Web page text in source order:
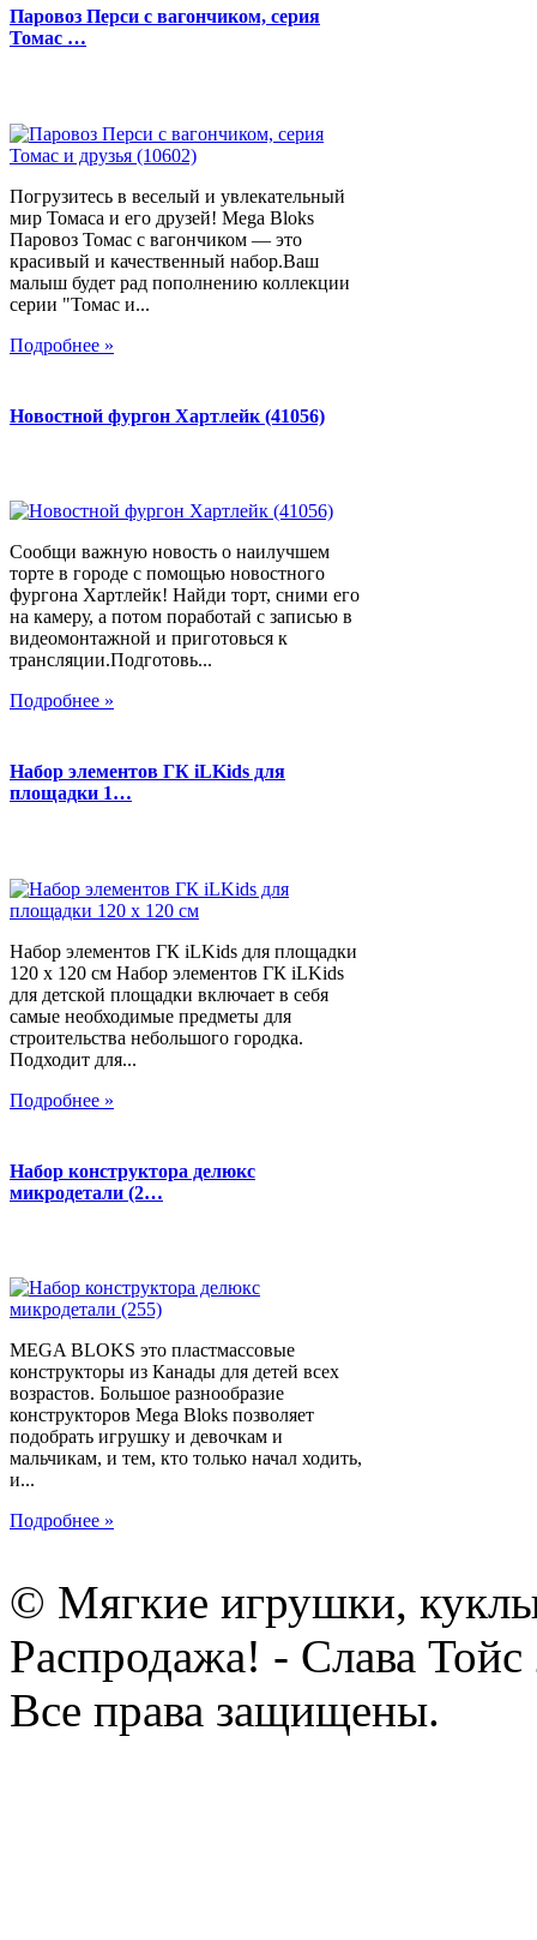
Паровоз Перси с вагончиком, серия
Томас …
Погрузитесь в веселый и увлекательный
мир Томаса и его друзей! Mega Bloks
Паровоз Томас с вагончиком — это
красивый и качественный набор.Ваш
малыш будет рад пополнению коллекции
серии "Томас и...
Подробнее »
Новостной фургон Хартлейк (41056)
Сообщи важную новость о наилучшем
торте в городе с помощью новостного
фургона Хартлейк! Найди торт, сними его
на камеру, а потом поработай с записью в
видеомонтажной и приготовься к
трансляции.Подготовь...
Подробнее »
Набор элементов ГК iLKids для
площадки 1…
Набор элементов ГК iLKids для площадки
120 х 120 см Набор элементов ГК iLKids
для детской площадки включает в себя
самые необходимые предметы для
строительства небольшого городка.
Подходит для...
Подробнее »
Набор конструктора делюкс
микродетали (2…
MEGA BLOKS это пластмассовые
конструкторы из Канады для детей всех
возрастов. Большое разнообразие
конструкторов Mega Bloks позволяет
подобрать игрушку и девочкам и
мальчикам, и тем, кто только начал ходить,
и...
Подробнее »
© Мягкие игрушки,
Распродажа! - Слава Тойс
Все права защищены.